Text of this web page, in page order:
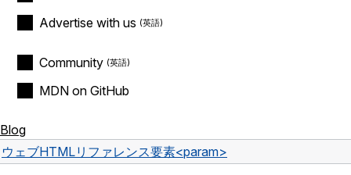
Advertise with us
Community
MDN on GitHub
Blog
ウェブHTMLリファレンス要素<param>